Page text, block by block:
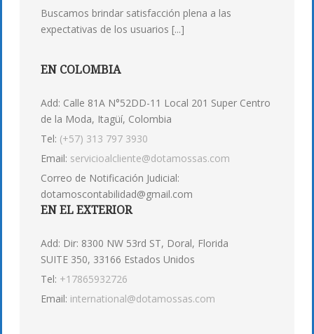
Buscamos brindar satisfacción plena a las
expectativas de los usuarios [...]
EN COLOMBIA
Add: Calle 81A N°52DD-11 Local 201 Super Centro
de la Moda, Itagüí, Colombia
Tel: (+57) 313 797 3930
Email: servicioalcliente@dotamossas.com
Correo de Notificación Judicial:
dotamoscontabilidad@gmail.com
EN EL EXTERIOR
Add: Dir: 8300 NW 53rd ST, Doral, Florida
SUITE 350, 33166 Estados Unidos
Tel: +17865932726
Email: international@dotamossas.com